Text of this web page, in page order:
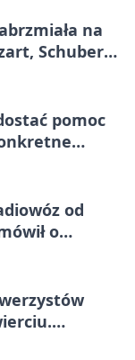
na
Schubert i
pomoc
od
o